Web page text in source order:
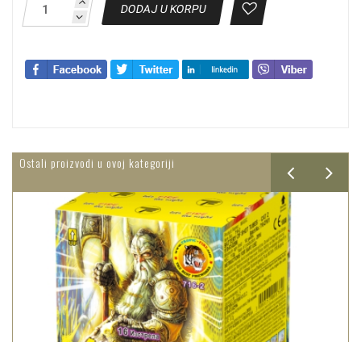
DODAJ U KORPU
Ostali proizvodi u ovoj kategoriji